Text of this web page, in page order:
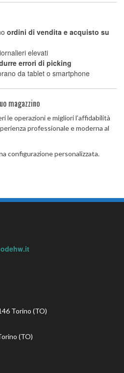
ordini di vendita e acquisto su
elevati
errori di picking
da tablet o smartphone
magazzino
le operazioni e migliori l’affidabilità
professionale e moderna al
configurazione personalizzata.
Torino (TO)
(TO)